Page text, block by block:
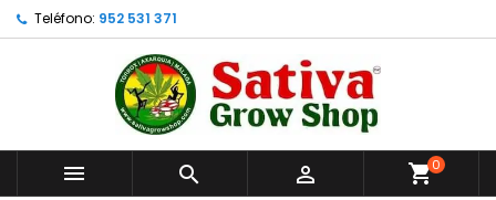
Teléfono: 952 531 371
   0
Añadir a la lista de deseos ×
Crear nueva lista
((modalTitle)) ×
((confirmMessage))
((cancelText)) ((modalDeleteText))
Crear lista de deseos ×
Nombre de la lista de deseos
Iniciar sesión ×
Debe iniciar sesión para guardar productos en su
lista de deseos.
Iniciar sesión